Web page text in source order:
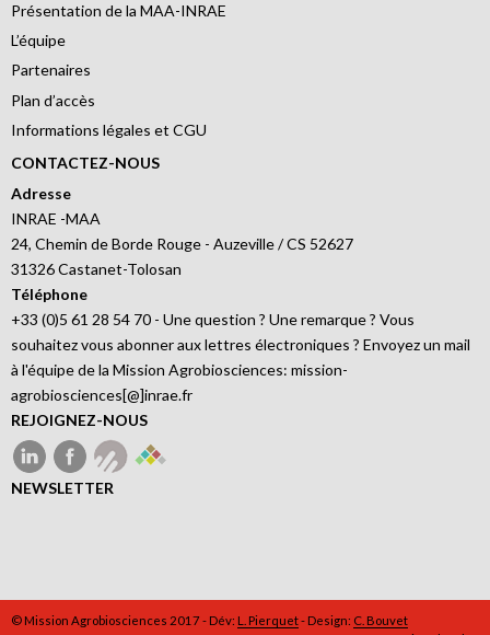
Présentation de la MAA-INRAE
L’équipe
Partenaires
Plan d’accès
Informations légales et CGU
CONTACTEZ-NOUS
Adresse
INRAE -MAA
24, Chemin de Borde Rouge - Auzeville / CS 52627
31326 Castanet-Tolosan
Téléphone
+33 (0)5 61 28 54 70 - Une question ? Une remarque ? Vous
souhaitez vous abonner aux lettres électroniques ? Envoyez un mail
à l'équipe de la Mission Agrobiosciences: mission-
agrobiosciences[@]inrae.fr
REJOIGNEZ-NOUS
NEWSLETTER
© Mission Agrobiosciences 2017 - Dév: L. Pierquet- Design: C. Bouvet